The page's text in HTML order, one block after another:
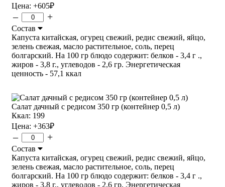
Цена: +605₽
– +
Состав
Капуста китайская, огурец свежий, редис свежий, яйцо,
зелень свежая, масло растительное, соль, перец
болгарский. На 100 гр блюдо содержит: белков - 3,4 г .,
жиров - 3,8 г., углеводов - 2,6 гр. Энергетическая
ценность - 57,1 ккал
Салат дачный с редисом 350 гр (контейнер 0,5 л)
Ккал: 199
Цена: +363₽
– +
Состав
Капуста китайская, огурец свежий, редис свежий, яйцо,
зелень свежая, масло растительное, соль, перец
болгарский. На 100 гр блюдо содержит: белков - 3,4 г .,
жиров - 3,8 г., углеводов - 2,6 гр. Энергетическая